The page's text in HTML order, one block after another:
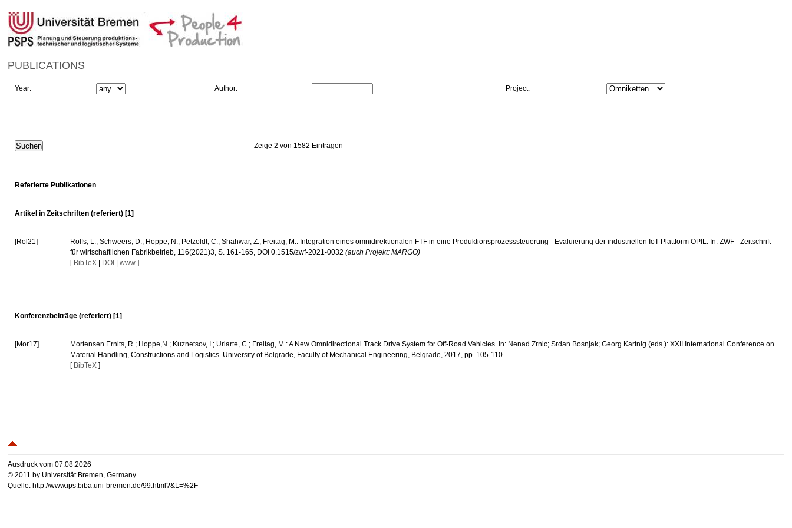
PUBLICATIONS
Year: Author: Project:
Zeige 2 von 1582 Einträgen
Referierte Publikationen
Artikel in Zeitschriften (referiert) [1]
[Rol21]
Rolfs, L.; Schweers, D.; Hoppe, N.; Petzoldt, C.; Shahwar, Z.; Freitag, M.: Integration eines omnidirektionalen FTF in eine Produktionsprozesssteuerung - Evaluierung der industriellen IoT-Plattform OPIL. In: ZWF - Zeitschrift
für wirtschaftlichen Fabrikbetrieb, 116(2021)3, S. 161-165, DOI 0.1515/zwf-2021-0032(auch Projekt: MARGO)
[ BibTeX DOI |www ]
Konferenzbeiträge (referiert) [1]
[Mor17]
Mortensen Ernits, R.; Hoppe,N.; Kuznetsov, I.; Uriarte, C.; Freitag, M.: A New Omnidirectional Track Drive System for Off-Road Vehicles. In: Nenad Zrnic; Srdan Bosnjak; Georg Kartnig (eds.): XXII International Conference on
Material Handling, Constructions and Logistics. University of Belgrade, Faculty of Mechanical Engineering, Belgrade, 2017, pp. 105-110
[ BibTeX ]
Ausdruck vom 07.08.2026
© 2011 by Universität Bremen, Germany
Quelle: http://www.ips.biba.uni-bremen.de/99.html?&L=%2F